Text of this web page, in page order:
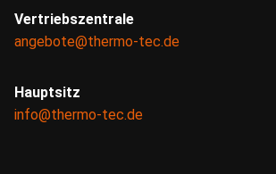
Vertriebszentrale
angebote@thermo-tec.de
Hauptsitz
info@thermo-tec.de